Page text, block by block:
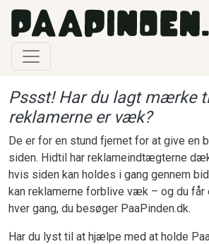
Gå til hovedindhold
Pssst! Har du lagt mærke
reklamerne er væk?
De er for en stund fjernet for at give en
siden. Hidtil har reklameindtægterne
hvis siden kan holdes i gang gennem
kan reklamerne forblive væk – og du får
hver gang, du besøger PaaPinden.dk.
Har du lyst til at hjælpe med at holde